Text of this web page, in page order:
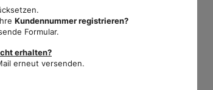
Kundennummer registrieren?
Formular.
erhalten?
erneut versenden.